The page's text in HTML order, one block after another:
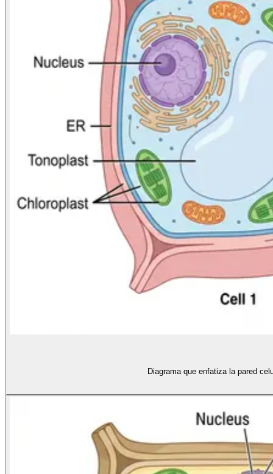
Diagrama que enfatiza la pared